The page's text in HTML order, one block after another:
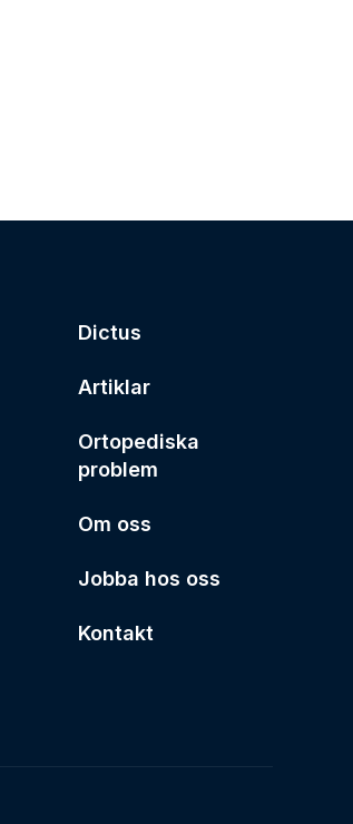
Dictus
Artiklar
Ortopediska
problem
Om oss
Jobba hos oss
Kontakt